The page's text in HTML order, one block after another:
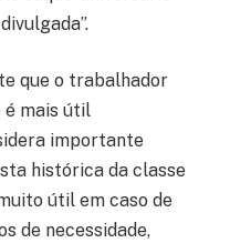
que o trabalhador
é mais útil
importante
histórica da classe
útil em caso de
de necessidade,